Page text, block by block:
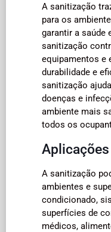
A sanitização
para os
garantir a saúde
sanitização
equipamentos e
durabilidade e
sanitização
doenças e
ambiente mais
todos os
A sanitização
ambientes e
condicionado,
superfícies de
médicos,